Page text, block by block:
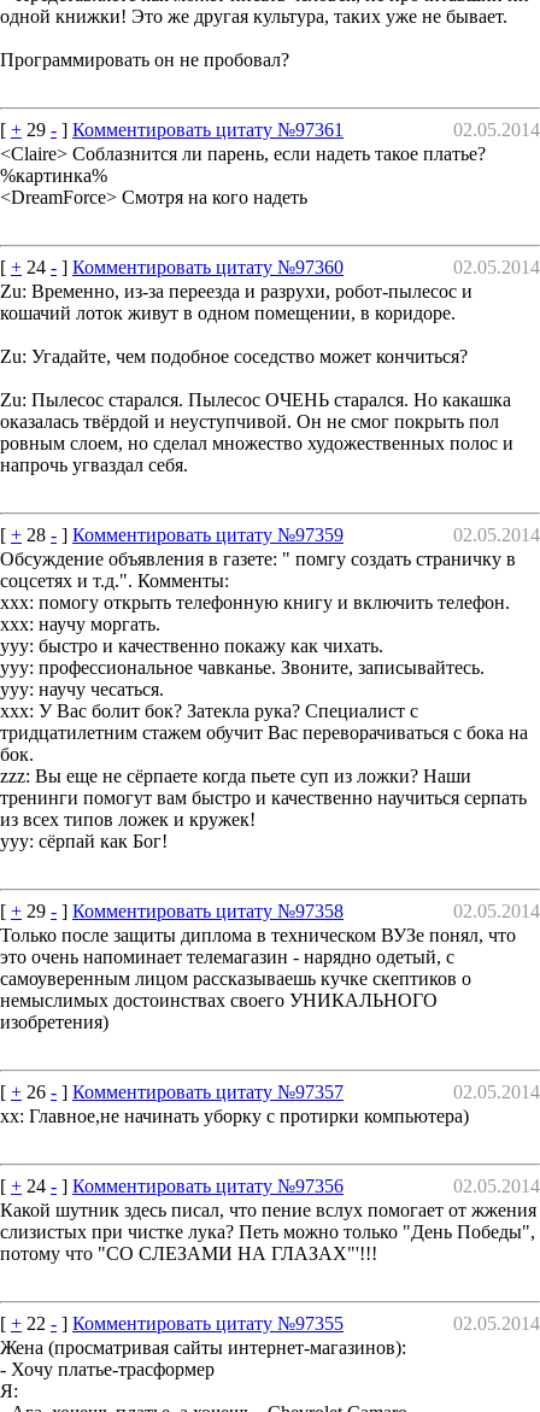
одной книжки! Это же другая культура, таких уже не бывает.
Программировать он не пробовал?
[ + 29 - ] Комментировать цитату №97361
02.05.2014
<Claire> Соблазнится ли парень, если надеть такое платье?
%картинка%
<DreamForce> Смотря на кого надеть
[ + 24 - ] Комментировать цитату №97360
02.05.2014
Zu: Временно, из-за переезда и разрухи, робот-пылесос и
кошачий лоток живут в одном помещении, в коридоре.
Zu: Угадайте, чем подобное соседство может кончиться?
Zu: Пылесос старался. Пылесос ОЧЕНЬ старался. Но какашка
оказалась твёрдой и неуступчивой. Он не смог покрыть пол
ровным слоем, но сделал множество художественных полос и
напрочь угваздал себя.
[ + 28 - ] Комментировать цитату №97359
02.05.2014
Обсуждение объявления в газете: " помгу создать страничку в
соцсетях и т.д.". Комменты:
ххх: помогу открыть телефонную книгу и включить телефон.
ххх: научу моргать.
ууу: быстро и качественно покажу как чихать.
ууу: профессиональное чавканье. Звоните, записывайтесь.
ууу: научу чесаться.
ххх: У Вас болит бок? Затекла рука? Специалист с
тридцатилетним стажем обучит Вас переворачиваться с бока на
бок.
zzz: Вы еще не сёрпаете когда пьете суп из ложки? Наши
тренинги помогут вам быстро и качественно научиться серпать
из всех типов ложек и кружек!
ууу: сёрпай как Бог!
[ + 29 - ] Комментировать цитату №97358
02.05.2014
Только после защиты диплома в техническом ВУЗе понял, что
это очень напоминает телемагазин - нарядно одетый, с
самоуверенным лицом рассказываешь кучке скептиков о
немыслимых достоинствах своего УНИКАЛЬНОГО
изобретения)
[ + 26 - ] Комментировать цитату №97357
02.05.2014
xx: Главное,не начинать уборку с протирки компьютера)
[ + 24 - ] Комментировать цитату №97356
02.05.2014
Какой шутник здесь писал, что пение вслух помогает от жжения
слизистых при чистке лука? Петь можно только "День Победы",
потому что "СО СЛЕЗАМИ НА ГЛАЗАХ"'!!!
[ + 22 - ] Комментировать цитату №97355
02.05.2014
Жена (просматривая сайты интернет-магазинов):
- Хочу платье-трасформер
Я: